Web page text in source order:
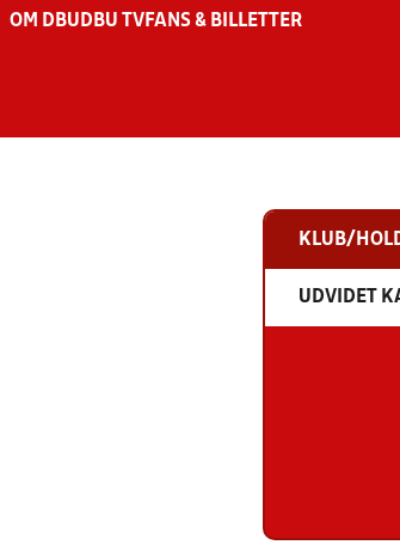
OM DBU DBU TV FANS & BILLETTER
KLUB/
UDVIDET